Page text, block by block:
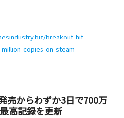
breakout-hit-
copies-on-steam
売からわずか3日で700万
高記録を更新